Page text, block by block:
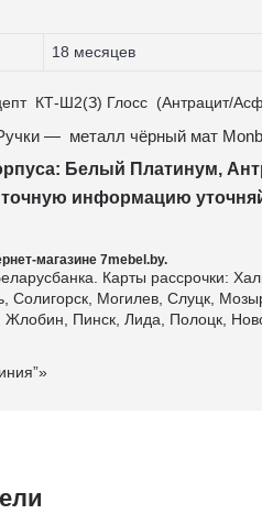
18 месяцев
КТ-Ш2(З) Глосс (Антрацит/
— металл чёрный мат
Белый Платинум,
информацию
магазине 7mebel.by.
Карты рассрочки:
Солигорск, Могилев, Слуцк,
Жлобин, Пинск, Лида, Полоцк,